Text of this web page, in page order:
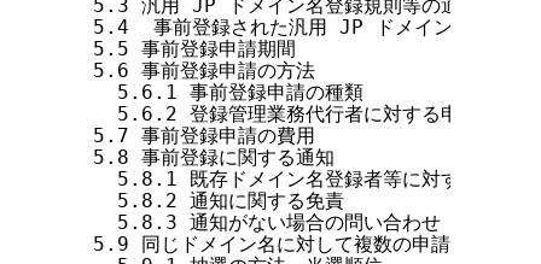
  5.3 汎用 JP ドメイン名登録規則等の適用
5.4  事前登録された汎用 JP ドメイン名の登録
  5.5 事前登録申請期間
  5.6 事前登録申請の方法
    5.6.1 事前登録申請の種類
    5.6.2 登録管理業務代行者に対する申請
  5.7 事前登録申請の費用
  5.8 事前登録に関する通知
    5.8.1 既存ドメイン名登録者等に対する通知
    5.8.2 通知に関する免責
    5.8.3 通知がない場合の問い合わせ
5.9 同じドメイン名に対して複数の申請がある場